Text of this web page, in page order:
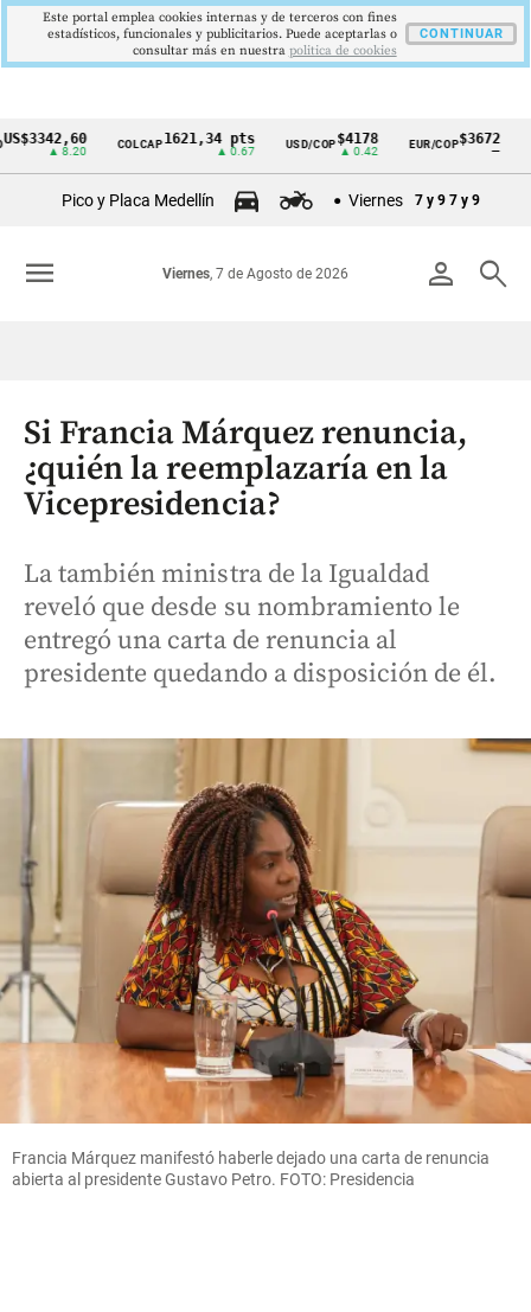
Cintillo
Colombia
COLCAP1621,34 pts USD/COP$4178
▲ 0.42
EUR/COP$3672
—
Pico y Placa Medellín Viernes 7 y 9 7 y 9
person search
Viernes, 7 de Agosto de 2026
menu
Si Francia Márquez renuncia,
¿quién la reemplazaría en la
Vicepresidencia?
La también ministra de la Igualdad
reveló que desde su nombramiento le
entregó una carta de renuncia al
presidente quedando a disposición de él.
Francia Márquez manifestó haberle dejado una carta de renuncia
abierta al presidente Gustavo Petro. FOTO: Presidencia
Este portal emplea cookies internas y de terceros con fines
estadísticos, funcionales y publicitarios. Puede aceptarlas o
consultar más en nuestra politica de cookies
CONTINUAR